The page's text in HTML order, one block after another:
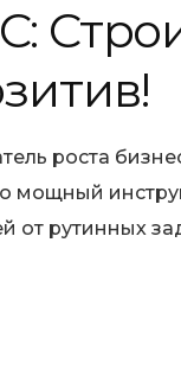
роста
мощный
от рутинных